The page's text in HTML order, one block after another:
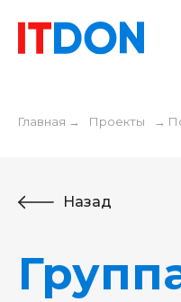
Главная → Проекты →
Назад